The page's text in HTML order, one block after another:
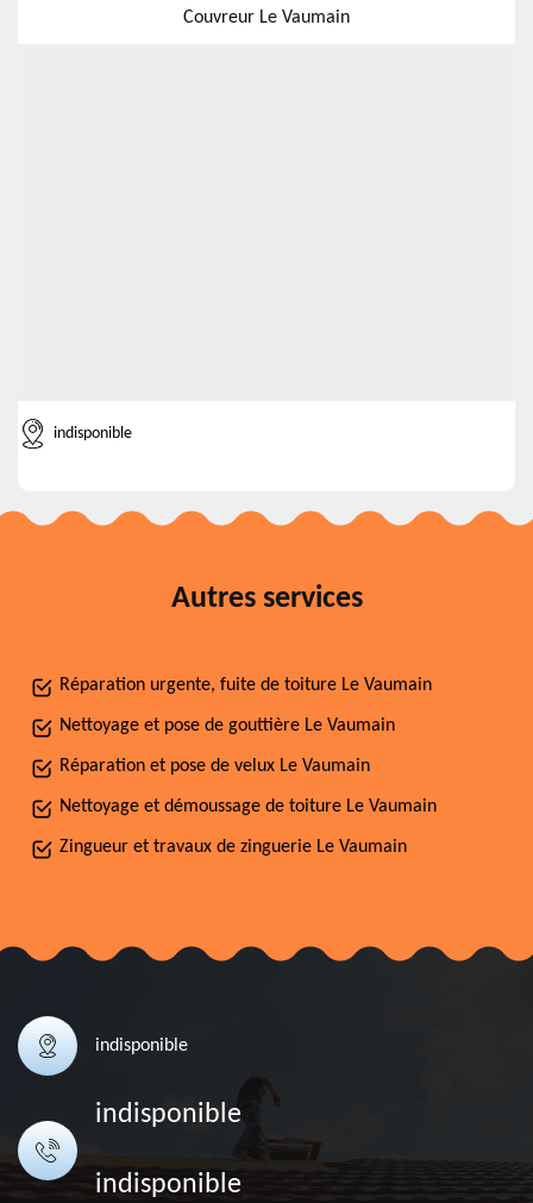
Couvreur Le Vaumain
indisponible
Autres services
Réparation urgente, fuite de toiture Le Vaumain
Nettoyage et pose de gouttière Le Vaumain
Réparation et pose de velux Le Vaumain
Nettoyage et démoussage de toiture Le Vaumain
Zingueur et travaux de zinguerie Le Vaumain
indisponible
indisponible
indisponible